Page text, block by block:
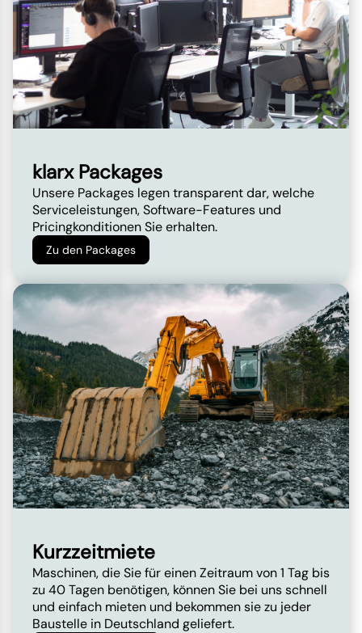
klarx Packages
Unsere Packages legen transparent dar, welche
Serviceleistungen, Software-Features und
Pricingkonditionen Sie erhalten.
Zu den Packages
Kurzzeitmiete
Maschinen, die Sie für einen Zeitraum von 1 Tag bis
zu 40 Tagen benötigen, können Sie bei uns schnell
und einfach mieten und bekommen sie zu jeder
Baustelle in Deutschland geliefert.